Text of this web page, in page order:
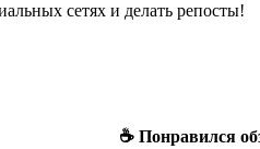
сетях и делать репосты!
☕ Понравился